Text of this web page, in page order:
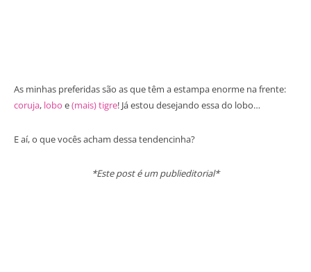
As minhas preferidas são as que têm a estampa enorme na frente:
coruja, lobo e(mais) tigre! Já estou desejando essa do lobo…
E aí, o que vocês acham dessa tendencinha?
*Este post é um publieditorial*